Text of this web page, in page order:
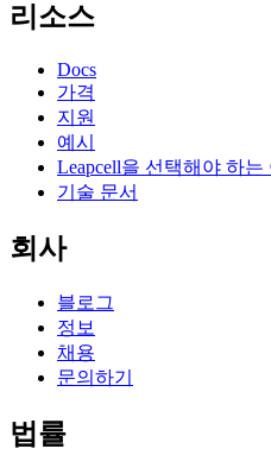
리소스
Docs
가격
지원
예시
Leapcell을 선택해야 하는
기술 문서
회사
블로그
정보
채용
문의하기
법률